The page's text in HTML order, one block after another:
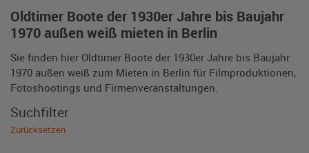
Oldtimer Boote der 1930er Jahre bis Baujahr
1970 außen weiß mieten in Berlin
Sie finden hier Oldtimer Boote der 1930er Jahre bis Baujahr
1970 außen weiß zum Mieten in Berlin für Filmproduktionen,
Fotoshootings und Firmenveranstaltungen.
Suchfilter
Zurücksetzen